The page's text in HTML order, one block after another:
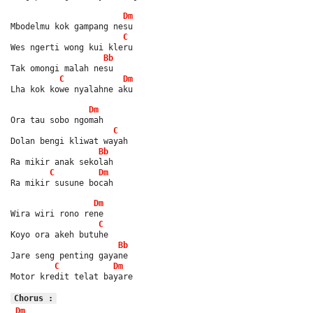
Dm
Mbodelmu kok gampang nesu
C
Wes ngerti wong kui kleru
Bb
Tak omongi malah nesu
C
Dm
Lha kok kowe nyalahne aku
Dm
Ora tau sobo ngomah
C
Dolan bengi kliwat wayah
Bb
Ra mikir anak sekolah
C
Dm
Ra mikir susune bocah
Dm
Wira wiri rono rene
C
Koyo ora akeh butuhe
Bb
Jare seng penting gayane
C
Dm
Motor kredit telat bayare
Chorus :
Dm